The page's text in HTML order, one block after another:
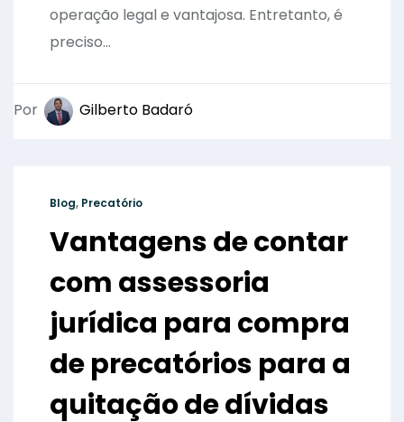
operação legal e vantajosa. Entretanto, é
preciso...
Por Gilberto Badaró
Blog, Precatório
Vantagens de contar
com assessoria
jurídica para compra
de precatórios para a
quitação de dívidas